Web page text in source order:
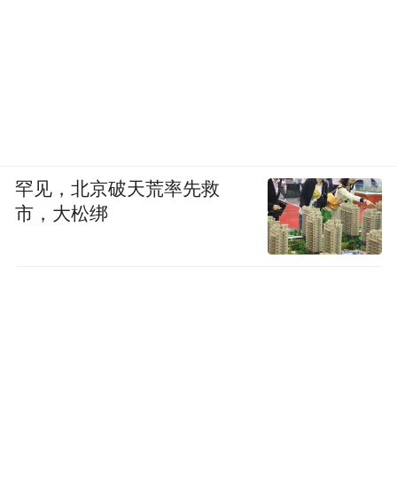
罕见，北京破天荒率先救
市，大松绑